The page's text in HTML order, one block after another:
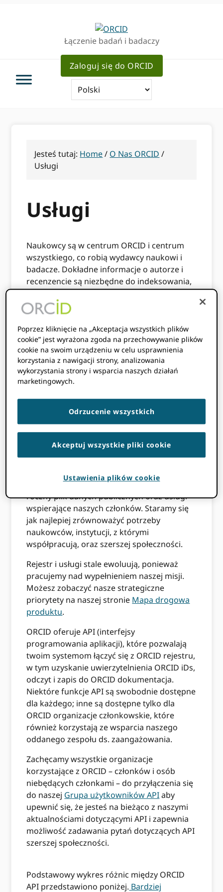
Łączenie badań i badaczy
Zaloguj się do ORCID
Jesteś tutaj: Home/ O Nas ORCID /
Usługi
Usługi
Naukowcy są w centrum ORCID i centrum
wszystkiego, co robią wydawcy naukowi i
badacze. Dokładne informacje o autorze i
recenzencie są niezbędne do indeksowania,
wyszukiwania i odkrywania, śledzenia
publikacji, atrybucji finansowania i
wykorzystania zasobów oraz wspierania
recenzowania. ORCID rozwiązuje
następujące problemy:
Ujednoznacznienie autora za pomocą
unikalnego trwałego identyfikatora
Zaufana lista działań dołączona do
identyfikatora
Poprawiona dokładność i oszczędność
ubieganiu się o granty i raportowaniu.
ORCID oferuje szereg funkcji wspierających
naszą wizję i misję. Zapewniamy rejestr,
publiczny interfejs API, interfejs API członka,
roczny plik danych publicznych oraz usługi
wspierające naszych członków. Staramy się
jak najlepiej zrównoważyć potrzeby
naukowców, instytucji, z którymi
współpracują, oraz szerszej społeczności.
Rejestr i usługi stale ewoluują, ponieważ
pracujemy nad wypełnieniem naszej misji.
Możesz zobaczyć nasze strategiczne
priorytety na naszej stronie Mapa drogowa
produktu.
ORCID oferuje API (interfejsy
programowania aplikacji), które pozwalają
twoim systemom łączyć się z ORCID rejestru,
w tym uzyskanie uwierzytelnienia ORCID iDs,
odczyt i zapis do ORCID dokumentacja.
Niektóre funkcje API są swobodnie dostępne
dla każdego; inne są dostępne tylko dla
ORCID organizacje członkowskie, które
również korzystają ze wsparcia naszego
oddanego zespołu ds. zaangażowania.
Zachęcamy wszystkie organizacje
korzystające z ORCID – członków i osób
niebędących członkami – do przyłączenia się
do naszej Grupa użytkowników APIaby
upewnić się, że jesteś na bieżąco z naszymi
aktualnościami dotyczącymi API i zapewnia
możliwość zadawania pytań dotyczących API
szerszej społeczności.
Podstawowy wykres różnic między ORCID
API przedstawiono poniżej. Bardziej
Poprzez kliknięcie na „Akceptacja wszystkich plików
cookie” jest wyrażona zgoda na przechowywanie plików
cookie na swoim urządzeniu w celu usprawnienia
korzystania z nawigacji strony, analizowania
wykorzystania strony i wsparcia naszych działań
marketingowych.
Odrzucenie wszystkich
Akceptuj wszystkie pliki cookie
Ustawienia plików cookie